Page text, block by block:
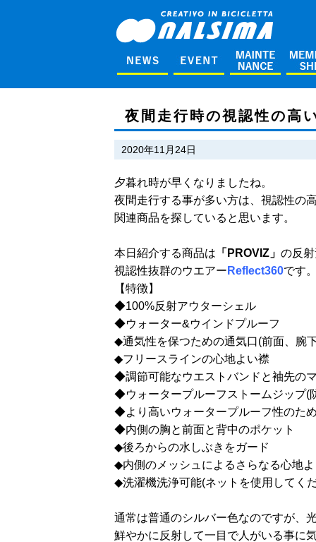
夜間走行時の視認性の高
2020年11月24日
夕暮れ時が早くなりましたね。
夜間走行する事が多い方は、視認性の
関連商品を探していると思います。
本日紹介する商品は 「PROVIZ」 の反
視認性抜群のウエアー Reflect360です
【特徴】
◆100%反射アウターシェル
◆ウォーター&ウインドプルーフ
◆通気性を保つための通気口(前面、腕
◆フリースラインの心地よい襟
◆調節可能なウエストバンドと袖先の
◆ウォータープルーフストームジップ(
◆より高いウォータープルーフ性のた
◆内側の胸と前面と背中のポケット
◆後ろからの水しぶきをガード
◆内側のメッシュによるさらなる心地
◆洗濯機洗浄可能(ネットを使用してく
通常は普通のシルバー色なのですが、
鮮やかに反射して一目で人がいる事に